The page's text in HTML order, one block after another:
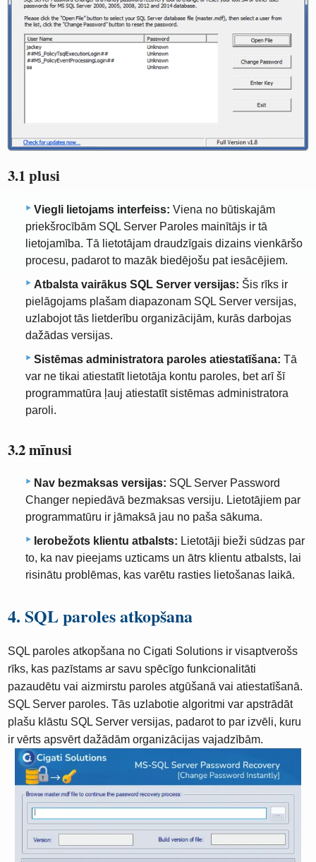
3.1 plusi
Viegli lietojams interfeiss: Viena no būtiskajām
priekšrocībām SQL Server Paroles mainītājs ir tā
lietojamība. Tā lietotājam draudzīgais dizains vienkāršo
procesu, padarot to mazāk biedējošu pat iesācējiem.
Atbalsta vairākus SQL Server versijas: Šis rīks ir
pielāgojams plašam diapazonam SQL Server versijas,
uzlabojot tās lietderību organizācijām, kurās darbojas
dažādas versijas.
Sistēmas administratora paroles atiestatīšana: Tā
var ne tikai atiestatīt lietotāja kontu paroles, bet arī šī
programmatūra ļauj atiestatīt sistēmas administratora
paroli.
3.2 mīnusi
Nav bezmaksas versijas: SQL Server Password
Changer nepiedāvā bezmaksas versiju. Lietotājiem par
programmatūru ir jāmaksā jau no paša sākuma.
Ierobežots klientu atbalsts: Lietotāji bieži sūdzas par
to, ka nav pieejams uzticams un ātrs klientu atbalsts, lai
risinātu problēmas, kas varētu rasties lietošanas laikā.
4. SQL paroles atkopšana
SQL paroles atkopšana no Cigati Solutions ir visaptverošs
rīks, kas pazīstams ar savu spēcīgo funkcionalitāti
pazaudētu vai aizmirstu paroles atgūšanā vai atiestatīšanā.
SQL Server paroles. Tās uzlabotie algoritmi var apstrādāt
plašu klāstu SQL Server versijas, padarot to par izvēli, kuru
ir vērts apsvērt dažādām organizācijas vajadzībām.